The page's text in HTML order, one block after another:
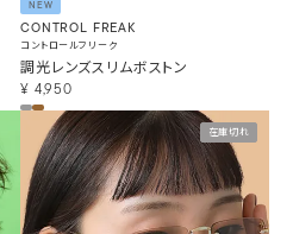
NEW
CONTROL FREAK
コントロールフリーク
調光レンズスリムボストン
¥ 4,950
在庫切れ